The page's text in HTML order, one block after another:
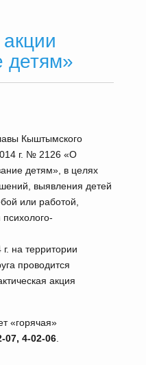
детям»
Кыштымского
г. № 2126 «О
детям», в целях
выявления детей
или работой,
на территории
проводится
акция
«горячая»
07, 4-02-06.